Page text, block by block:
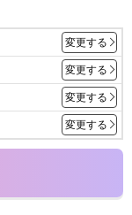
変更する
変更する
変更する
変更する